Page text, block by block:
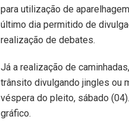
para utilização de
último dia permitido de
realização de debates.
Já a realização de
trânsito divulgando jingles ou
véspera do pleito, sábado
gráfico.